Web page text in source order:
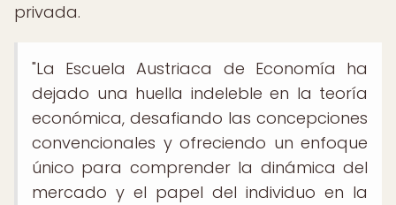
privada.
"La Escuela Austriaca de Economía ha
dejado una huella indeleble en la teoría
económica, desafiando las concepciones
convencionales y ofreciendo un enfoque
único para comprender la dinámica del
mercado y el papel del individuo en la